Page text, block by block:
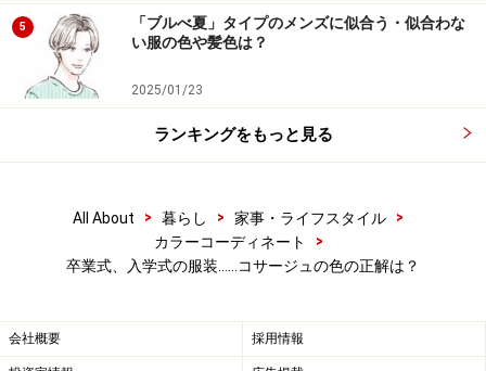
晴れやかな雰囲気の入園・入学式は、ベージュ、オフホ
ワイト、パステルカラーなど明るい色が好まれます。華
美にならないよう、上品な装いを心がけたいものです。
卒園・卒業式と同じように、鮮やかな赤やオレンジ、濃
いピンク、黒っぽいコサージュは、避けた方がよいでし
など、服の色と適度なコントラストを描くコサージュが
おすすめです。
また、服の素材との相性も重要です。入園・入学式の方
が軽やかな薄い素材が使われる傾向があるので、ブーケ
5
「ブルべ夏」タイプのメンズに似合う・似合わな
い服の色や髪色は？
2025/01/23
ランキングをもっと見る
All About > 暮らし > 家事・ライフスタイル
>
カラーコーディネート
>
卒業式、入学式の服装……コサージュの色の正解は？
会社概要 採用情報